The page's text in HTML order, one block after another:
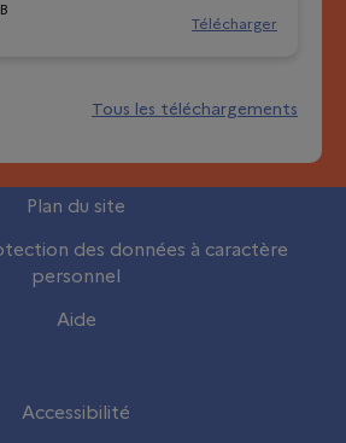
Télécharger
Tous les téléchargements
Plan du site
des données à caractère
personnel
Aide
Accessibilité